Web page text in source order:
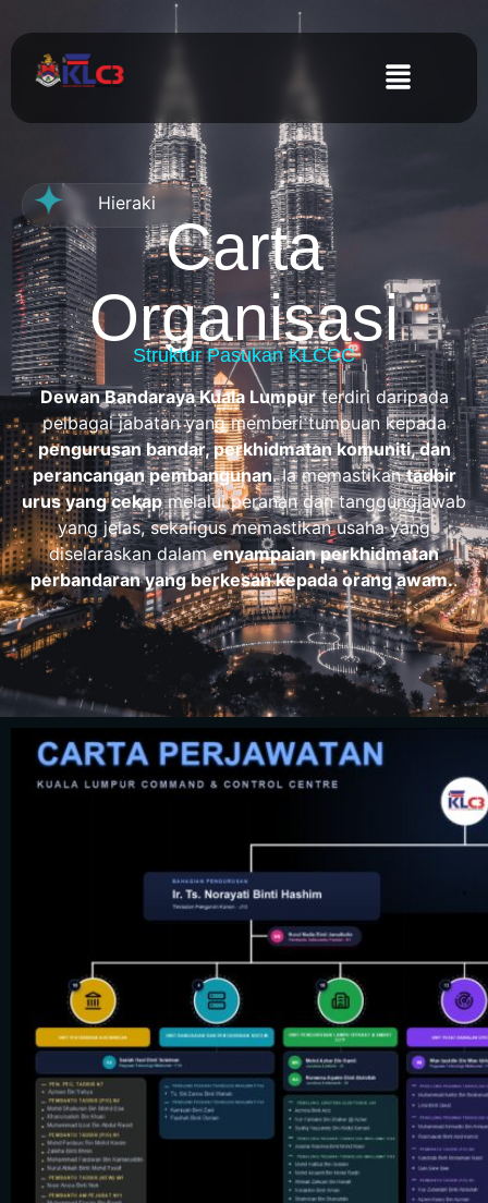
Hieraki
Carta
Organisasi
Struktur Pasukan KLCCC
Dewan Bandaraya Kuala Lumpurterdiri daripada
pelbagai jabatan yang memberi tumpuan kepada
pengurusan bandar, perkhidmatan komuniti, dan
perancangan pembangunan. Ia memastikantadbir
urus yang cekapmelalui peranan dan tanggungjawab
yang jelas, sekaligus memastikan usaha yang
diselaraskan dalamenyampaian perkhidmatan
perbandaran yang berkesan kepada orang awam..